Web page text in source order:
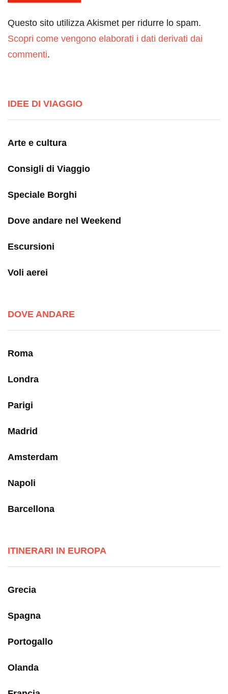
Questo sito utilizza Akismet per ridurre lo spam.
Scopri come vengono elaborati i dati derivati dai
commenti.
IDEE DI VIAGGIO
Arte e cultura
Consigli di Viaggio
Speciale Borghi
Dove andare nel Weekend
Escursioni
Voli aerei
DOVE ANDARE
Roma
Londra
Parigi
Madrid
Amsterdam
Napoli
Barcellona
ITINERARI IN EUROPA
Grecia
Spagna
Portogallo
Olanda